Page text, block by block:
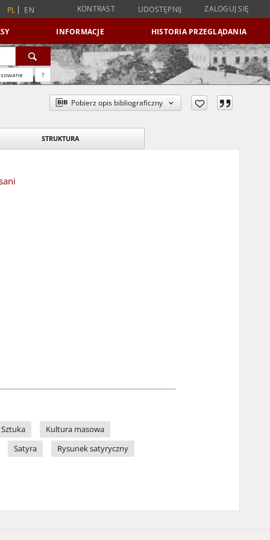
PL EN KONTRAST UDOSTĘPNIJ ZALOGUJ SIĘ
INFORMACJE HISTORIA PRZEGLĄDANIA
?
Pobierz opis bibliograficzny
STRUKTURA
Sztuka
Kultura masowa
Satyra Rysunek satyryczny